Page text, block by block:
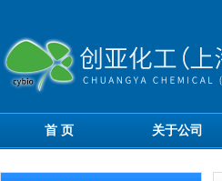
首 页 关于公司